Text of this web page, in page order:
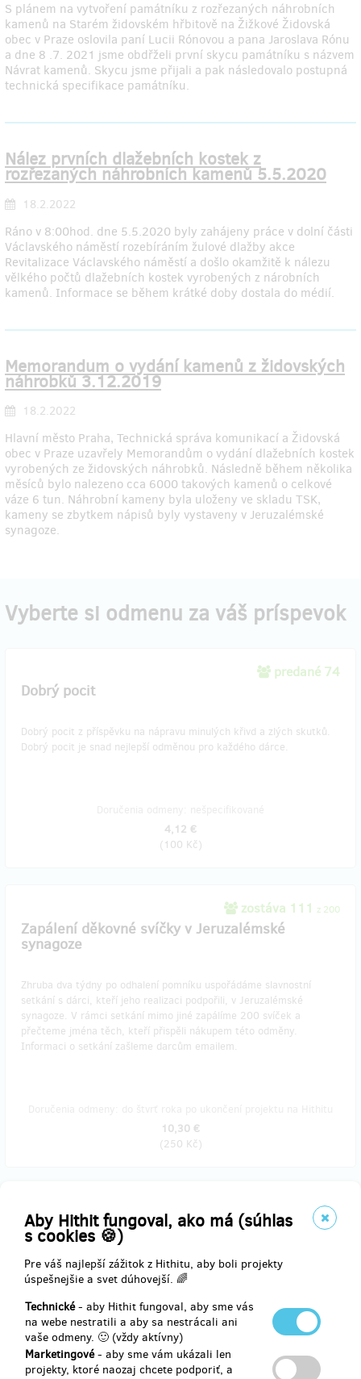
Aby Hithit fungoval, ako má (súhlas
s cookies 🍪)
Pre váš najlepší zážitok z Hithitu, aby boli projekty
úspešnejšie a svet dúhovejší. 🌈
Technické- aby Hithit fungoval, aby sme vás
na webe nestratili a aby sa nestrácali ani
vaše odmeny. 🙂 (vždy aktívny)
Marketingové- aby sme vám ukázali len
projekty, ktoré naozaj chcete podporiť, a
S plánem na vytvoření památníku z rozřezaných náhrobních
kamenů na Starém židovském hřbitově na Žižkové Židovská
obec v Praze oslovila paní Lucii Rónovou a pana Jaroslava Rónu
a dne 8 .7. 2021 jsme obdřželi první skycu památníku s názvem
Návrat kamenů. Skycu jsme přijali a pak následovalo postupná
technická specifikace památníku.
Nález prvních dlažebních kostek z
rozřezaných náhrobních kamenů 5.5.2020
18.2.2022
Ráno v 8:00hod. dne 5.5.2020 byly zahájeny práce v dolní části
Václavského náměstí rozebíráním žulové dlažby akce
Revitalizace Václavského náměstí a došlo okamžitě k nálezu
vělkého počtů dlažebních kostek vyrobených z nárobních
kamenů. Informace se během krátké doby dostala do médií.
Memorandum o vydání kamenů z židovských
náhrobků 3.12.2019
18.2.2022
Hlavní město Praha, Technická správa komunikací a Židovská
obec v Praze uzavřely Memorandům o vydání dlažebních kostek
vyrobených ze židovských náhrobků. Následně během několika
měsíců bylo nalezeno cca 6000 takových kamenů o celkové
váze 6 tun. Náhrobní kameny byla uloženy ve skladu TSK,
kameny se zbytkem nápisů byly vystaveny v Jeruzalémské
synagoze.
Vyberte si odmenu za váš príspevok
predané 74
Dobrý pocit
Dobrý pocit z příspěvku na nápravu minulých křivd a zlých skutků.
Dobrý pocit je snad nejlepší odměnou pro každého dárce.
4,12 €
(100 Kč)
zostáva 111 z 200
Zapálení děkovné svíčky v Jeruzalémské
synagoze
Zhruba dva týdny po odhalení pomníku uspořádáme slavnostní
setkání s dárci, kteří jeho realizaci podpořili, v Jeruzalémské
synagoze. V rámci setkání mimo jiné zapálíme 200 svíček a
přečteme jména těch, kteří přispěli nákupem této odměny.
Informaci o setkání zašleme darcům emailem.
10,30 €
(250 Kč)
zostáva 167z 200
Pohlednice k novému židovskému roku
Vyberte si kombinacipětice uměleckých pohlednics židovskou
tematikou.
Zašleme Vám pět reprintů starých pohlednic s přáním k novému
židovskému roku.
Zásilkovna v ceně.